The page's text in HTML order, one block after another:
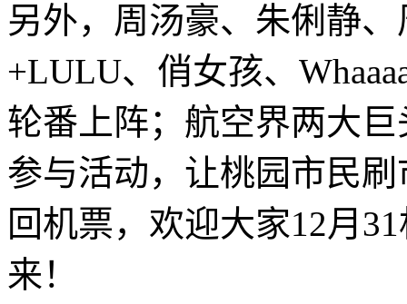
另外，周汤豪、朱俐静
+LULU、俏女孩、
轮番上阵；航空界两大
参与活动，让桃园市民
回机票，欢迎大家12月
来！